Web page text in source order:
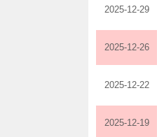
2025-12-29
2025-12-26
2025-12-22
2025-12-19